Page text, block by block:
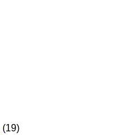
(19)